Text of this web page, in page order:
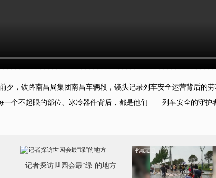
，铁路南昌局集团南昌车辆段，镜头记录列车安全运营背后的
一个不起眼的部位、冰冷器件背后，都是他们——列车安全的守护
记者探访世园会最“绿”的地方